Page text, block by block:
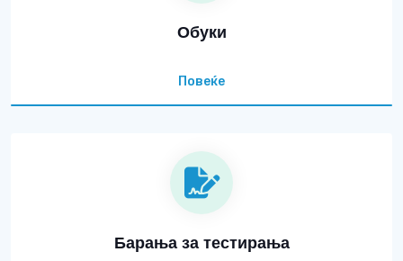
Обуки
Повеќе
Барања за тестирања